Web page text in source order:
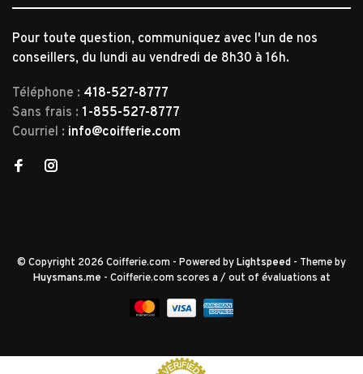
Pour toute question, communiquez avec l'un de nos
conseillers, du lundi au vendredi de 8h30 à 16h.
Téléphone : 418-527-8777
Sans frais : 1-855-527-8777
Courriel : info@coifferie.com
© Copyright 2026 Coifferie.com - Powered byLightspeed - Theme by
Huysmans.me - Coifferie.com scores a / out of évaluations at